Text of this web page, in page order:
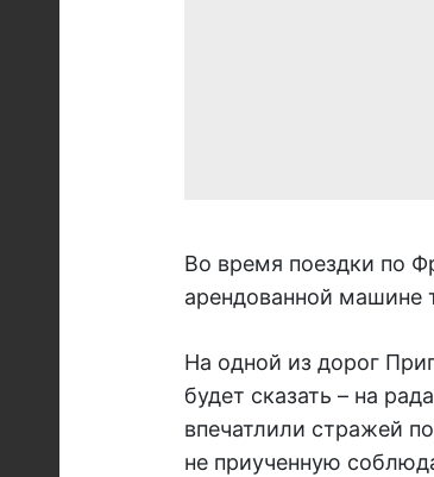
Во время поездки по
арендованной машине
На одной из дорог
будет сказать – на
впечатлили стражей
не приученную